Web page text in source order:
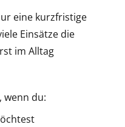
eine kurzfristige
Einsätze die
im Alltag
wenn du: